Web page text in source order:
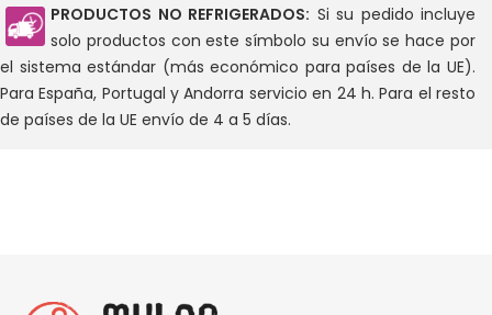
PRODUCTOS NO REFRIGERADOS: Si su pedido incluye
solo productos con este símbolo su envío se hace por
el sistema estándar (más económico para países de la UE).
Para España, Portugal y Andorra servicio en 24 h. Para el resto
de países de la UE envío de 4 a 5 días.